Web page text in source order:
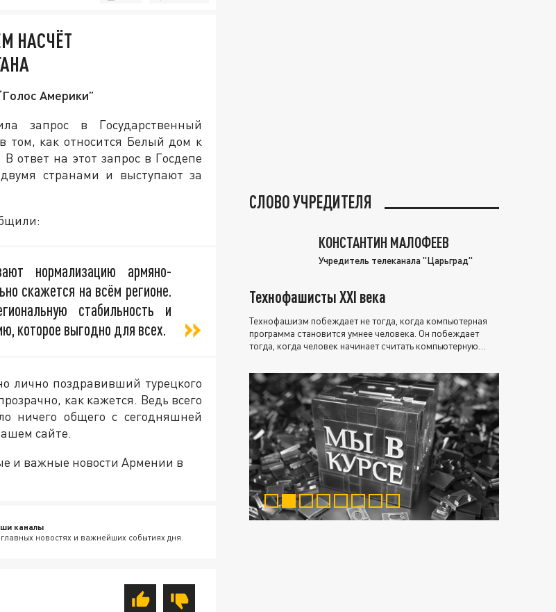
НАСЧЁТ
Америки”
запрос в Государственный
том, как относится Белый дом к
ответ на этот запрос в Госдепе
странами и выступают за
нормализацию армяно-
скажется на всём регионе.
стабильность и
которое выгодно для всех.
лично поздравивший турецкого
как кажется. Ведь всего
ничего общего с сегодняшней
сайте.
и важные новости Армении в
каналы
новостях и важнейших событиях дня.
СЛОВО УЧРЕДИТЕЛЯ
КОНСТАНТИН МАЛОФЕЕВ
Учредитель телеканала "Царьград"
Технофашисты XXI века
Технофашизм побеждает не тогда, когда компьютерная
программа становится умнее человека. Он побеждает
тогда, когда человек начинает считать компьютерную